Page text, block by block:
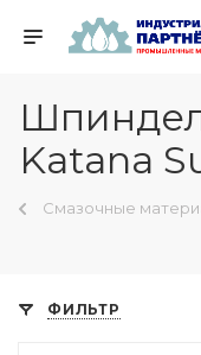
Katana
Смазочные
ФИЛЬТР